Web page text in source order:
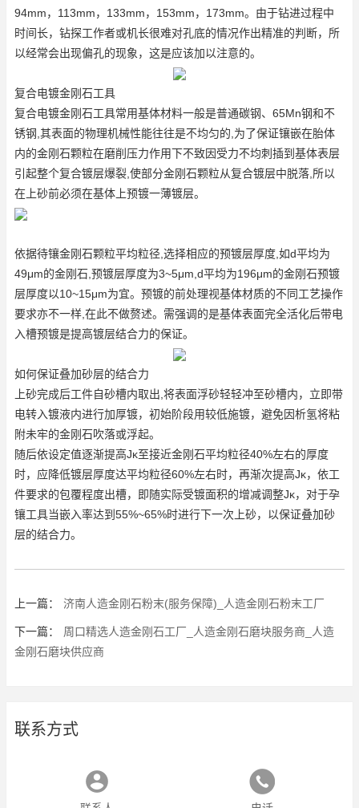
94mm，113mm，133mm，153mm，173mm。由于钻进过程中
时间长，钻探工作者或机长很难对孔底的情况作出精准的判断，所
以经常会出现偏孔的现象，这是应该加以注意的。
复合电镀金刚石工具
复合电镀金刚石工具常用基体材料一般是普通碳钢、65Mn钢和不
锈钢,其表面的物理机械性能往往是不均匀的,为了保证镶嵌在胎体
内的金刚石颗粒在磨削压力作用下不致因受力不均刺插到基体表层
引起整个复合镀层爆裂,使部分金刚石颗粒从复合镀层中脱落,所以
在上砂前必须在基体上预镀一薄镀层。
依据待镶金刚石颗粒平均粒径,选择相应的预镀层厚度,如d平均为
49μm的金刚石,预镀层厚度为3~5μm,d平均为196μm的金刚石预镀
层厚度以10~15μm为宜。预镀的前处理视基体材质的不同工艺操作
要求亦不一样,在此不做赘述。需强调的是基体表面完全活化后带电
入槽预镀是提高镀层结合力的保证。
如何保证叠加砂层的结合力
上砂完成后工件自砂槽内取出,将表面浮砂轻轻冲至砂槽内，立即带
电转入镀液内进行加厚镀，初始阶段用较低施镀，避免因析氢将粘
附未牢的金刚石吹落或浮起。
随后依设定值逐渐提高Jκ至接近金刚石平均粒径40%左右的厚度
时，应降低镀层厚度达平均粒径60%左右时，再渐次提高Jκ，依工
件要求的包覆程度出槽，即随实际受镀面积的增减调整Jκ，对于孕
镶工具当嵌入率达到55%~65%时进行下一次上砂，以保证叠加砂
层的结合力。
上一篇： 济南人造金刚石粉末(服务保障)_人造金刚石粉末工厂
下一篇：
周口精选人造金刚石工厂_人造金刚石磨块服务商_人造
金刚石磨块供应商
联系方式